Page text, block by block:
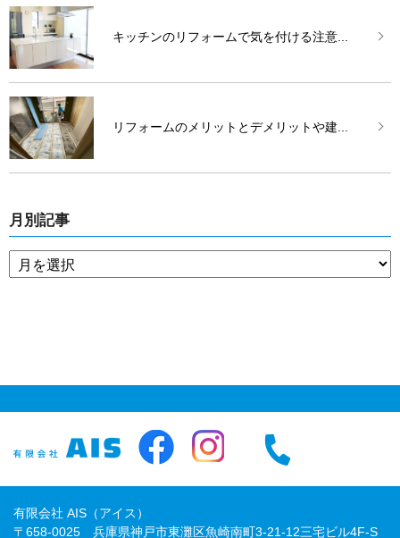
キッチンのリフォームで気を付ける注意...
リフォームのメリットとデメリットや建...
月別記事
有限会社 AIS（アイス）
〒658-0025 兵庫県神戸市東灘区魚崎南町3-21-12三宅ビル4F-S